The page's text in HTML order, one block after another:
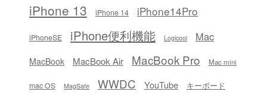
iPhone 13 iPhone 14 iPhone14Pro
iPhoneSE iPhone便利機能 Logicool Mac
MacBook MacBook Air MacBook Pro Mac mini
mac OS MagSafe WWDC YouTube キーボード